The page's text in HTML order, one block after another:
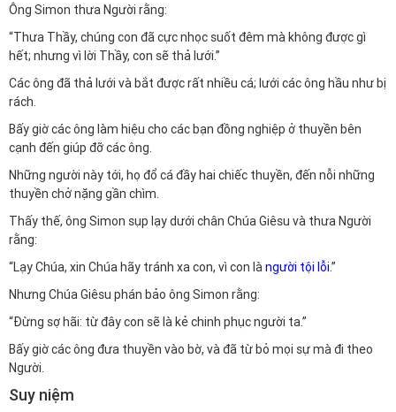
Ông Simon thưa Người rằng:
“Thưa Thầy, chúng con đã cực nhọc suốt đêm mà không được gì
hết; nhưng vì lời Thầy, con sẽ thả lưới.”
Các ông đã thả lưới và bắt được rất nhiều cá; lưới các ông hầu như bị
rách.
Bấy giờ các ông làm hiệu cho các bạn đồng nghiệp ở thuyền bên
cạnh đến giúp đỡ các ông.
Những người này tới, họ đổ cá đầy hai chiếc thuyền, đến nỗi những
thuyền chở nặng gần chìm.
Thấy thế, ông Simon sụp lạy dưới chân Chúa Giêsu và thưa Người
rằng:
“Lạy Chúa, xin Chúa hãy tránh xa con, vì con làngười tội lỗi.”
Nhưng Chúa Giêsu phán bảo ông Simon rằng:
“Đừng sợ hãi: từ đây con sẽ là kẻ chinh phục người ta.”
Bấy giờ các ông đưa thuyền vào bờ, và đã từ bỏ mọi sự mà đi theo
Người.
Suy niệm